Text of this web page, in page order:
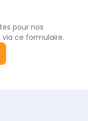
pour nos
ce formulaire.